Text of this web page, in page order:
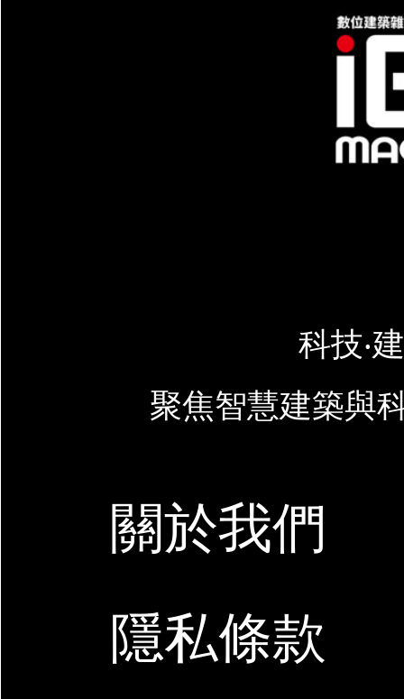
科技‧
聚焦智慧建築與
關於我們
隱私條款